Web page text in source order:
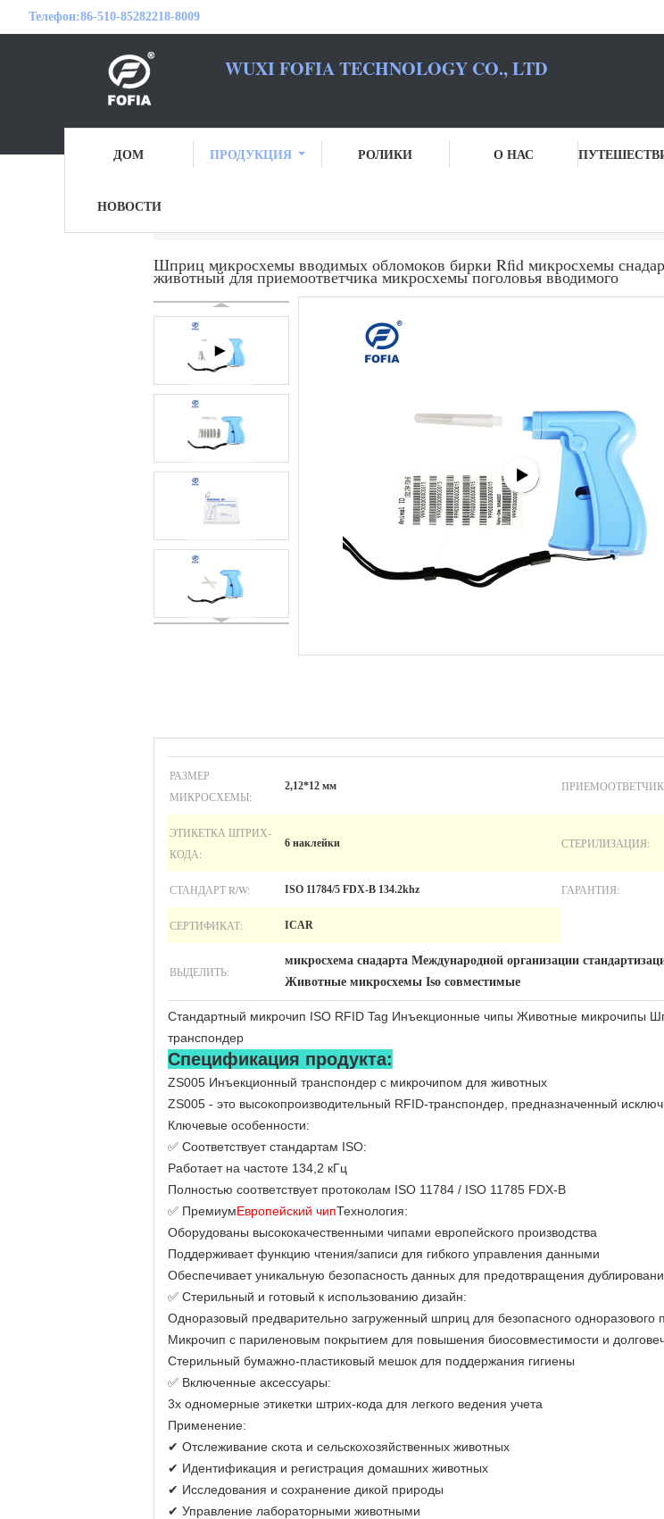
Телефон:86-510-85282218-8009
WUXI FOFIA TECHNOLOGY CO., LTD
БУДЬТЕ ВАШИМ
ДОМ ПРОДУКЦИЯ РОЛИКИ О НАС
НОВОСТИ
Шприц микросхемы вводимых обломоков бирки Rfid микросхемы
животный для приемоответчика микросхемы поголовья вводимого
РАЗМЕР
МИКРОСХЕМЫ:
2,12*12 мм
ЭТИКЕТКА ШТРИХ-
КОДА:
6 наклейки СТЕРИЛИЗАЦИЯ:
СТАНДАРТ R/W: ISO 11784/5 FDX-B 134.2khz ГАРАНТИЯ:
СЕРТИФИКАТ: ICAR
ВЫДЕЛИТЬ:
микросхема снадарта Международной организации
Животные микросхемы Iso совместимые
Стандартный микрочип ISO RFID Tag Инъекционные чипы Животные микрочипы
транспондер
Спецификация продукта:
ZS005 Инъекционный транспондер с микрочипом для животных
ZS005 - это высокопроизводительный RFID-транспондер, предназначенный
Ключевые особенности:
✅ Соответствует стандартам ISO:
Работает на частоте 134,2 кГц
Полностью соответствует протоколам ISO 11784 / ISO 11785 FDX-B
✅ ПремиумЕвропейский чипТехнология:
Оборудованы высококачественными чипами европейского производства
Поддерживает функцию чтения/записи для гибкого управления данными
Обеспечивает уникальную безопасность данных для предотвращения
✅ Стерильный и готовый к использованию дизайн:
Одноразовый предварительно загруженный шприц для безопасного одноразового
Микрочип с париленовым покрытием для повышения биосовместимости и
Стерильный бумажно-пластиковый мешок для поддержания гигиены
✅ Включенные аксессуары:
3x одномерные этикетки штрих-кода для легкого ведения учета
Применение:
✔ Отслеживание скота и сельскохозяйственных животных
✔ Идентификация и регистрация домашних животных
✔ Исследования и сохранение дикой природы
✔ Управление лабораторными животными